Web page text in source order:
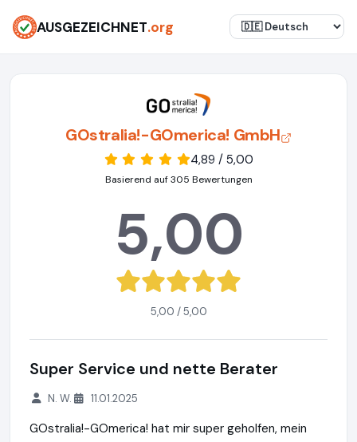
AUSGEZEICHNET.org
GOstralia!-GOmerica! GmbH
4,89 / 5,00
Basierend auf 305 Bewertungen
5,00
5,00 / 5,00
Super Service und nette Berater
N. W. 11.01.2025
GOstralia!-GOmerica! hat mir super geholfen, mein